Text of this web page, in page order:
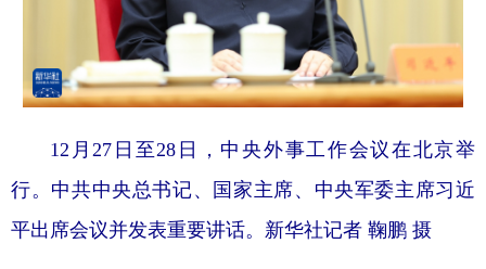
广西 海南
四川 贵州 云南 西藏
12月27日至28日，中央外事工作会议在北京举
行。中共中央总书记、国家主席、中央军委主席习近
平出席会议并发表重要讲话。新华社记者 鞠鹏 摄